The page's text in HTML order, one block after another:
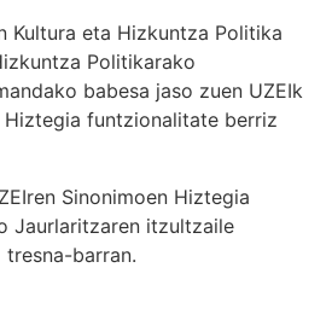
Kultura eta Hizkuntza Politika
Politikarako
babesa jaso zuen UZEIk
Hiztegia funtzionalitate berriz
Sinonimoen Hiztegia
Jaurlaritzaren itzultzaile
tresna-barran.